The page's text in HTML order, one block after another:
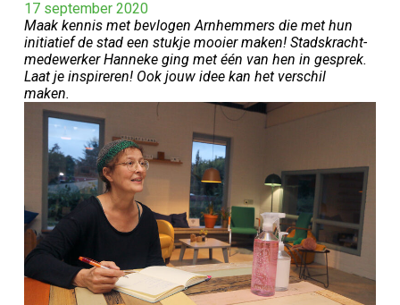
17 september 2020
Maak kennis met bevlogen Arnhemmers die met hun
initiatief de stad een stukje mooier maken! Stadskracht-
medewerker Hanneke ging met één van hen in gesprek.
Laat je inspireren! Ook jouw idee kan het verschil
maken.